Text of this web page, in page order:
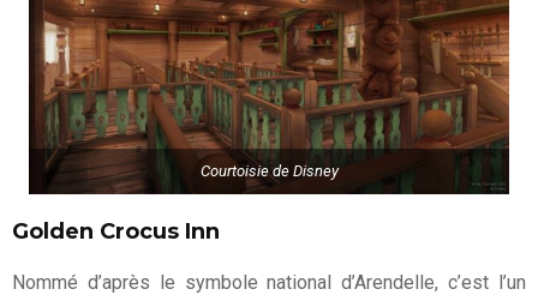
Courtoisie de Disney
Golden Crocus Inn
Nommé d’après le symbole national d’Arendelle, c’est l’un